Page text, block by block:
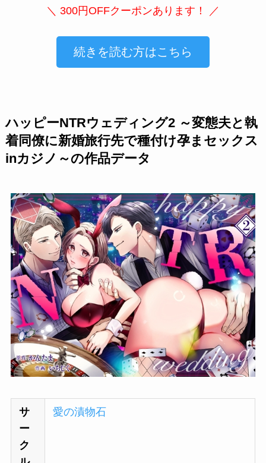
＼ 300円OFFクーポンあります！ ／
続きを読む方はこちら
ハッピーNTRウェディング2 ～変態夫と執
着同僚に新婚旅行先で種付け孕まセックス
inカジノ～の作品データ
サ
ー
ク
愛の漬物石